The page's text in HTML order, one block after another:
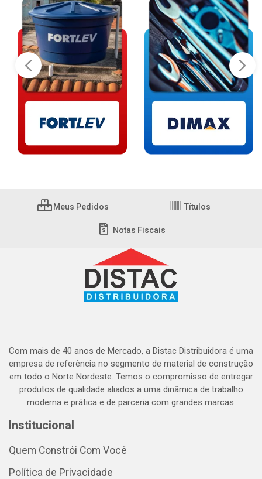
Meus Pedidos Títulos
Notas Fiscais
Com mais de 40 anos de Mercado, a Distac Distribuidora é uma
empresa de referência no segmento de material de construção
em todo o Norte Nordeste. Temos o compromisso de entregar
produtos de qualidade aliados a uma dinâmica de trabalho
moderna e prática e de parceria com grandes marcas.
Institucional
Quem Constrói Com Você
Política de Privacidade